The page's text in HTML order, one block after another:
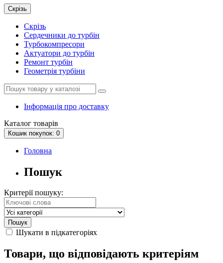
Скрізь
Скрізь
Сердечники до турбін
Турбокомпресори
Актуатори до турбін
Ремонт турбін
Геометрія турбіни
Інформація про доставку
Каталог товарів
Кошик покупок: 0
Головна
Пошук
Критерії пошуку:
Шукати в підкатегоріях
Товари, що відповідають критеріям